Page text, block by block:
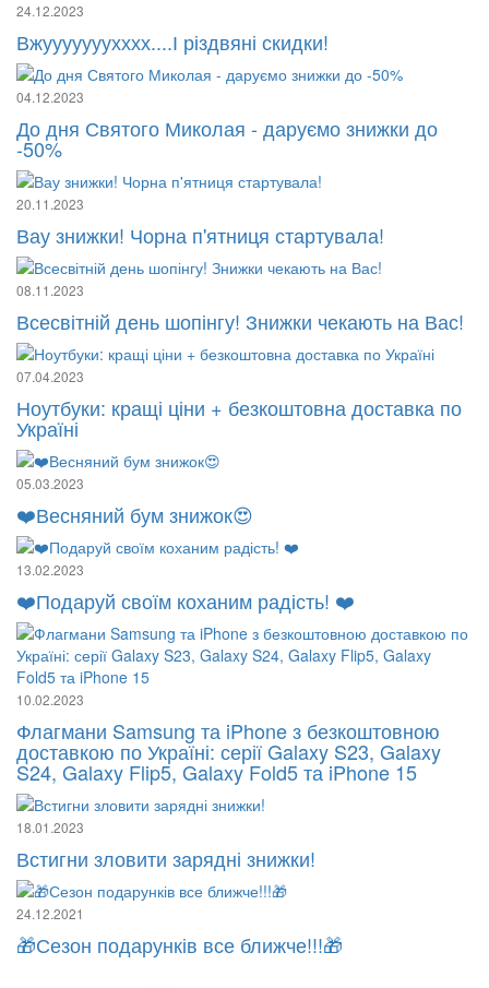
24.12.2023
Вжууууууухххх....І різдвяні скидки!
04.12.2023
До дня Святого Миколая - даруємо знижки до
-50%
20.11.2023
Вау знижки! Чорна п'ятниця стартувала!
08.11.2023
Всесвітній день шопінгу! Знижки чекають на Вас!
07.04.2023
Ноутбуки: кращі ціни + безкоштовна доставка по
Україні
05.03.2023
❤️Весняний бум знижок😍
13.02.2023
❤️Подаруй своїм коханим радість! ❤️
10.02.2023
Флагмани Samsung та iPhone з безкоштовною
доставкою по Україні: серії Galaxy S23, Galaxy
S24, Galaxy Flip5, Galaxy Fold5 та iPhone 15
18.01.2023
Встигни зловити зарядні знижки!
24.12.2021
🎁Сезон подарунків все ближче!!!🎁